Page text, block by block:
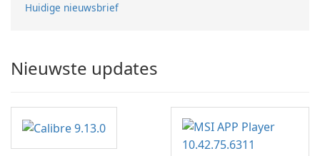
Huidige nieuwsbrief
Nieuwste updates